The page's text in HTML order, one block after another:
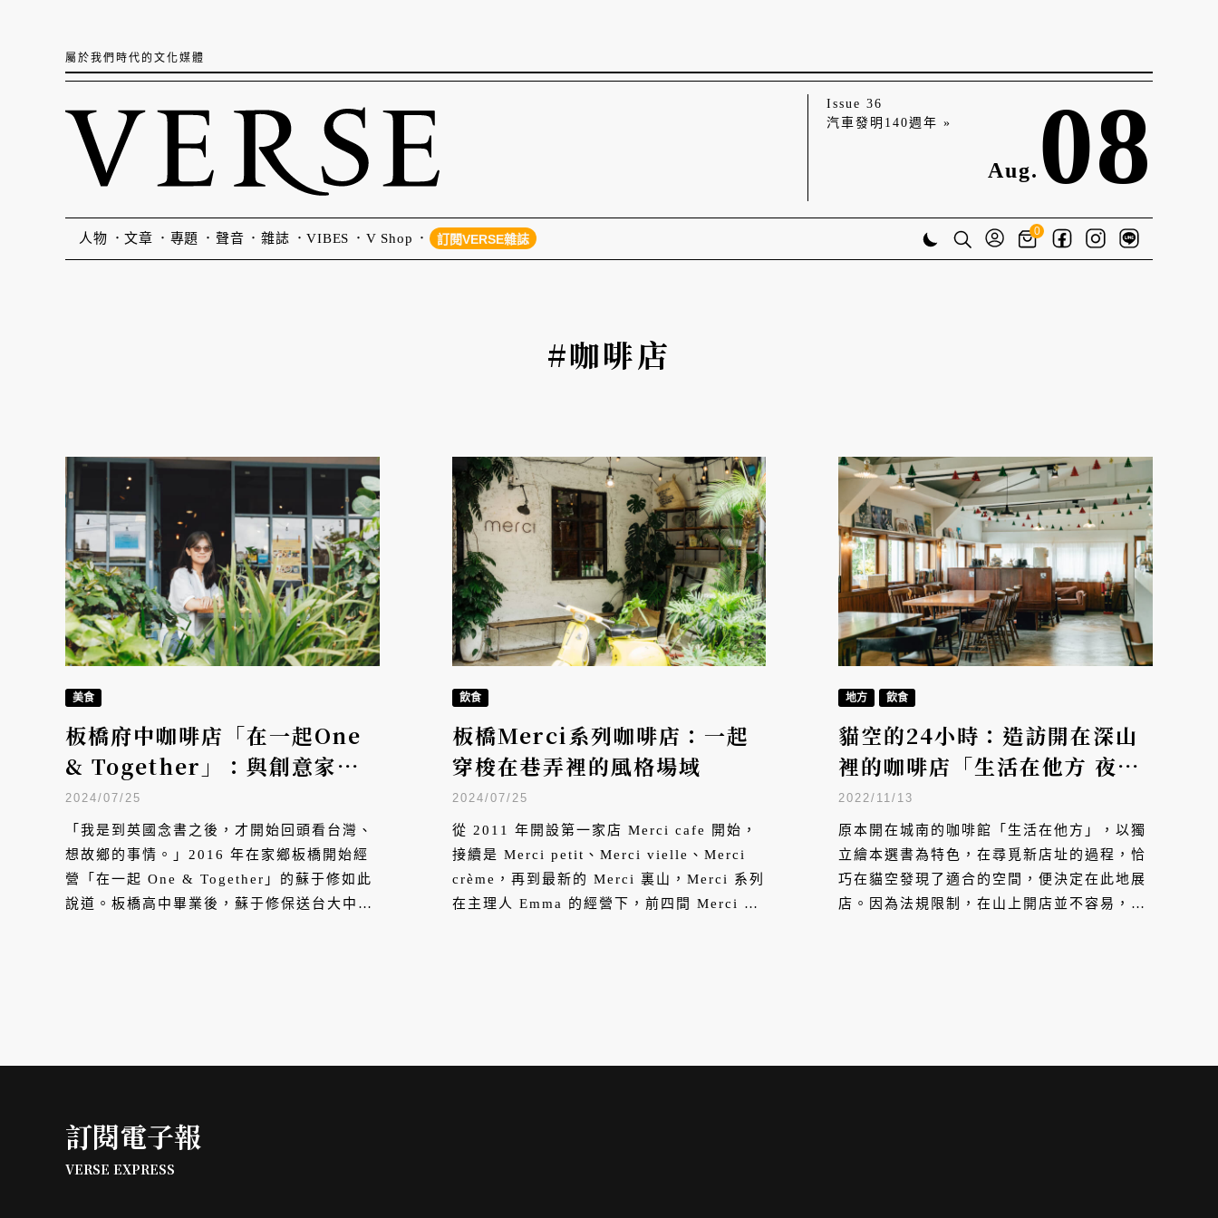
屬於我們時代的文化媒體
Issue 36
汽車發明140週年 »
Aug. 08
人物 文章 專題 聲音 雜誌 VIBES V Shop 訂閱VERSE雜誌
0
#咖啡店
美食
板橋府中咖啡店「在一起One
& Together」：與創意家一
起逐夢
2024/07/25
「我是到英國念書之後，才開始回頭看台灣、
想故鄉的事情。」2016 年在家鄉板橋開始經
營「在一起 One & Together」的蘇于修如此
說道。板橋高中畢業後，蘇于修保送台大中
飲食
板橋Merci系列咖啡店：一起
穿梭在巷弄裡的風格場域
2024/07/25
從 2011 年開設第一家店 Merci cafe 開始，
接續是 Merci petit、Merci vielle、Merci
crème，再到最新的 Merci 裏山，Merci 系列
在主理人 Emma 的經營下，前四間 Merci 系
地方 飲食
貓空的24小時：造訪開在深山
裡的咖啡店「生活在他方 夜貓
店」
2022/11/13
原本開在城南的咖啡館「生活在他方」，以獨
立繪本選書為特色，在尋覓新店址的過程，恰
巧在貓空發現了適合的空間，便決定在此地展
店。因為法規限制，在山上開店並不容易，外
訂閱電子報
VERSE EXPRESS